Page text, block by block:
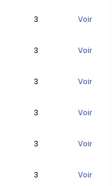
3 Voir
3 Voir
3 Voir
3 Voir
3 Voir
3 Voir